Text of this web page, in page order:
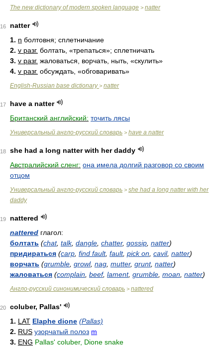
The new dictionary of modern spoken language > natter
16
natter
1. n болтовня; сплетничание
2. v разг. болтать, «трепаться»; сплетничать
3. v разг. жаловаться, ворчать, ныть, «скулить»
4. v разг. обсуждать, «обговаривать»
English-Russian base dictionary> natter
17
have a natter
Британский английский: точить лясы
Универсальный англо-русский словарь > have a natter
18
she had a long natter with her daddy
Австралийский сленг: она имела долгий разговор со своим
отцом
Универсальный англо-русский словарь > she had a long natter with her
daddy
19
nattered
nattered глагол:
болтать (chat, talk, dangle chatter, gossip natter)
придираться (carp find fault, fault, pick on cavil, natter)
ворчать (grumble growl, nag mutter, grunt, natter)
жаловаться (complain beef, lament, grumble moan natter)
Англо-русский синонимический словарь > nattered
20
coluber, Pallas'
1. LAT Elaphe dione (Pallas)
2. RUS узорчатый полоз m
3. ENG Pallas' coluber, Dione snake